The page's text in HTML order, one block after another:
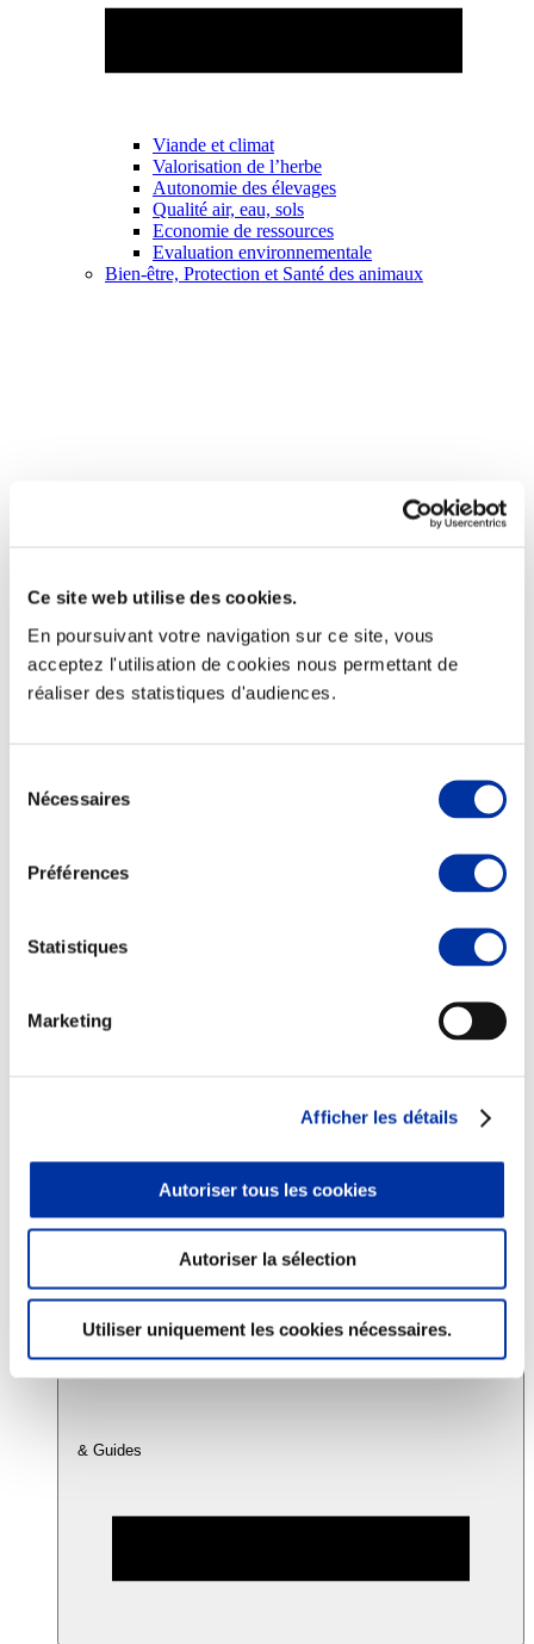
Ce site web utilise des cookies.
En poursuivant votre navigation sur ce site, vous
acceptez l'utilisation de cookies nous permettant de
réaliser des statistiques d'audiences.
Nécessaires
Préférences
Statistiques
Marketing
Afficher les détails
Autoriser tous les cookies
Autoriser la sélection
Utiliser uniquement les cookies nécessaires.
Viande et climat
Valorisation de l’herbe
Autonomie des élevages
Qualité air, eau, sols
Economie de ressources
Evaluation environnementale
Bien-être, Protection et Santé des animaux
Elevage
Transport – mise en marché
Abattoir
Sécurité sanitaire
Viandes et santé
Juste rémunération et attractivité des métiers
Info-veille scientifique
Accords
& Guides